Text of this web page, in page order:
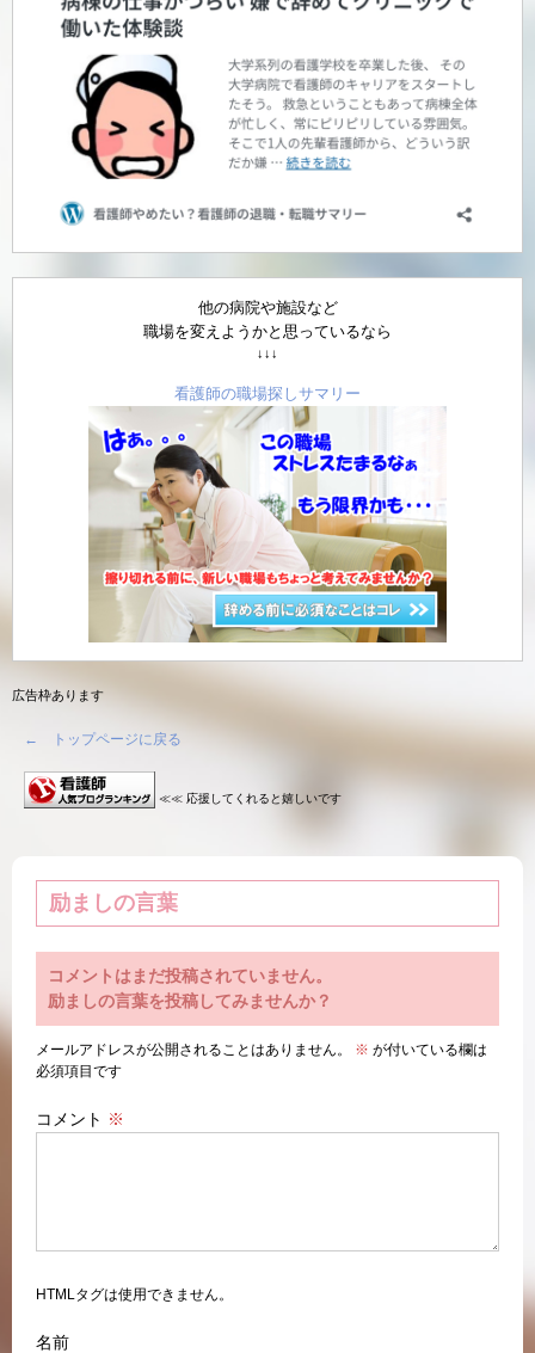
他の病院や施設など
職場を変えようかと思っているなら
↓↓↓
看護師の職場探しサマリー
広告枠あります
← トップページに戻る
≪≪ 応援してくれると嬉しいです
励ましの言葉
コメントはまだ投稿されていません。
励ましの言葉を投稿してみませんか？
メールアドレスが公開されることはありません。 ※ が付いている欄は
必須項目です
コメント ※
HTMLタグは使用できません。
名前